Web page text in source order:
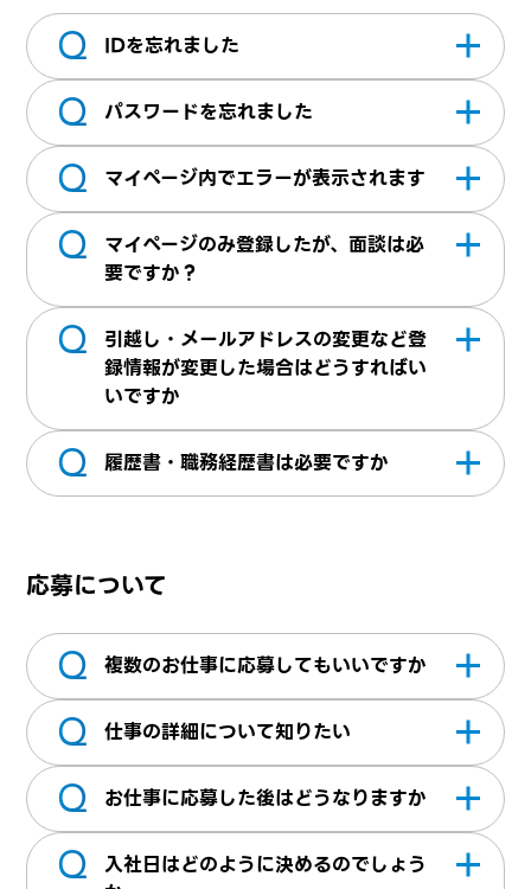
Q IDを忘れました
ログインボタン内にある「ユーザーIDをお忘
い。※2～3営業日以内にメールにてご返信い
Q パスワードを忘れました
ログインボタン内にある「パスワードをお忘
できます。
Q マイページ内でエラーが表示されます
テクパス画面のTOPにある「お問い合せ」よ
りご連絡をお願いいたします
Q
マイページのみ登録したが、面談は必
要ですか？
お仕事紹介には面談が必要となります。 マイ
ページは、テクパス・テクパスオフィスをご
利用いただく上で、応募情報を都度入力しな
くていいなど便利に使える機能となっており
ます。応募後、スキルやご経験などの詳細を
お伺いする面談を実施させていただき弊社へ
Q
引越し・メールアドレスの変更など登
録情報が変更した場合はどうすればい
いですか
マイページへログインしていただき、変更した
Q 履歴書・職務経歴書は必要ですか
ものをアップロードください。弊社にてスキ
いております。
応募について
Q 複数のお仕事に応募してもいいですか
複数のお仕事にご応募できます。但し、応募
めご承知ください
Q 仕事の詳細について知りたい
担当営業へお問合せください
Q お仕事に応募した後はどうなりますか
弊社にまだ登録されていない方は、面談を実
Q
入社日はどのように決めるのでしょう